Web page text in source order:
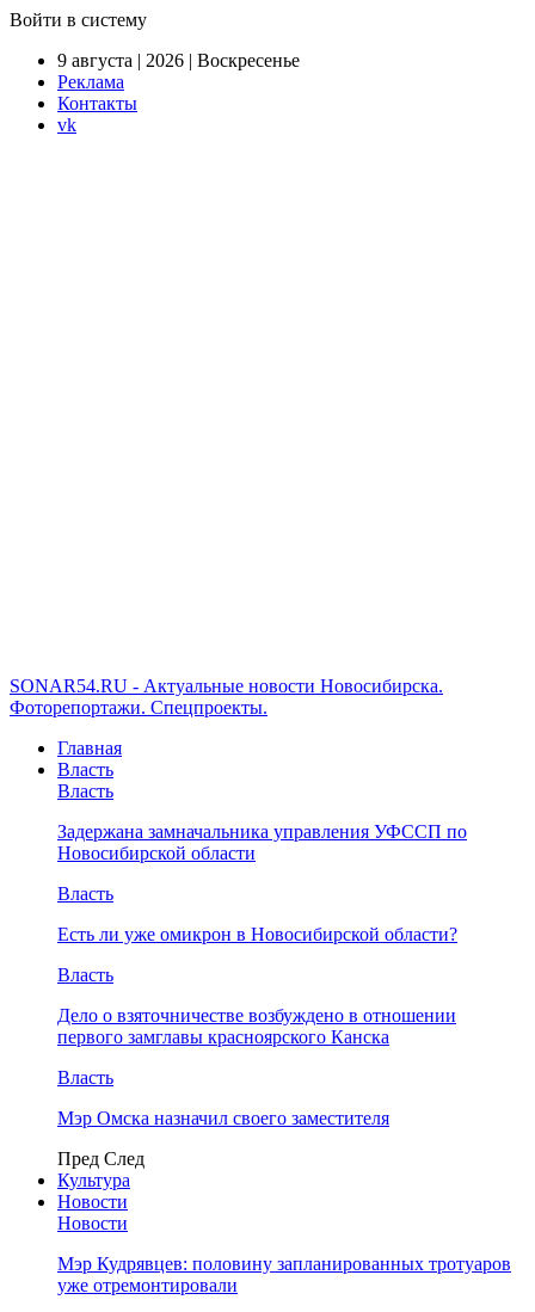
Войти в систему
9 августа | 2026 | Воскресенье
Реклама
Контакты
vk
SONAR54.RU - Актуальные новости Новосибирска.
Фоторепортажи. Спецпроекты.
Главная
Власть
Власть
Задержана замначальника управления УФССП по
Новосибирской области
Власть
Есть ли уже омикрон в Новосибирской области?
Власть
Дело о взяточничестве возбуждено в отношении
первого замглавы красноярского Канска
Власть
Мэр Омска назначил своего заместителя
Пред След
Культура
Новости
Новости
Мэр Кудрявцев: половину запланированных тротуаров
уже отремонтировали